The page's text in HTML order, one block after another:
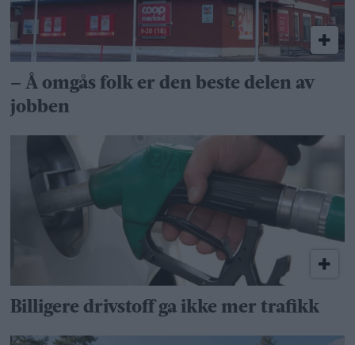
– Å omgås folk er den beste delen av
jobben
Billigere drivstoff ga ikke mer trafikk